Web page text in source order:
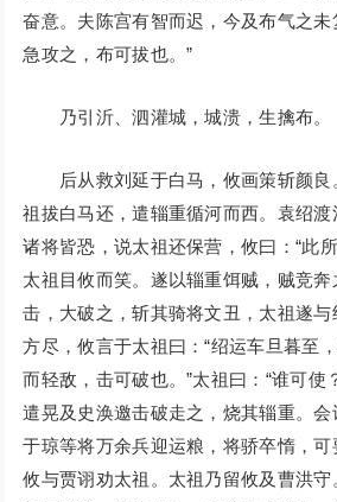
奋意。夫陈宫有智而迟，今及布气之
急攻之，布可拔也。”
乃引沂、泗灌城，城溃，生擒布。
后从救刘延于白马，攸画策斩颜良
祖拔白马还，遣辎重循河而西。袁绍渡
诸将皆恐，说太祖还保营，攸曰：“此
太祖目攸而笑。遂以辎重饵贼，贼竞
击，大破之，斩其骑将文丑，太祖遂
方尽，攸言于太祖曰：“绍运车旦暮至
而轻敌，击可破也。”太祖曰：“谁可使
遣晃及史涣邀击破走之，烧其辎重。
于琼等将万余兵迎运粮，将骄卒惰，
攸与贾诩劝太祖。太祖乃留攸及曹洪守